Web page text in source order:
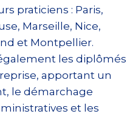
praticiens : Paris,
Marseille, Nice,
et Montpellier.
les diplômés
apportant un
le démarchage
et les